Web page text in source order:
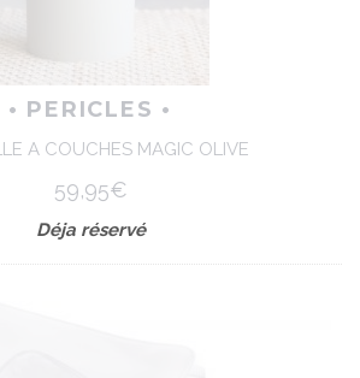
• PERICLES •
A COUCHES MAGIC OLIVE
59,95€
Déja réservé